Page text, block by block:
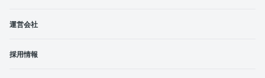
運営会社
採用情報